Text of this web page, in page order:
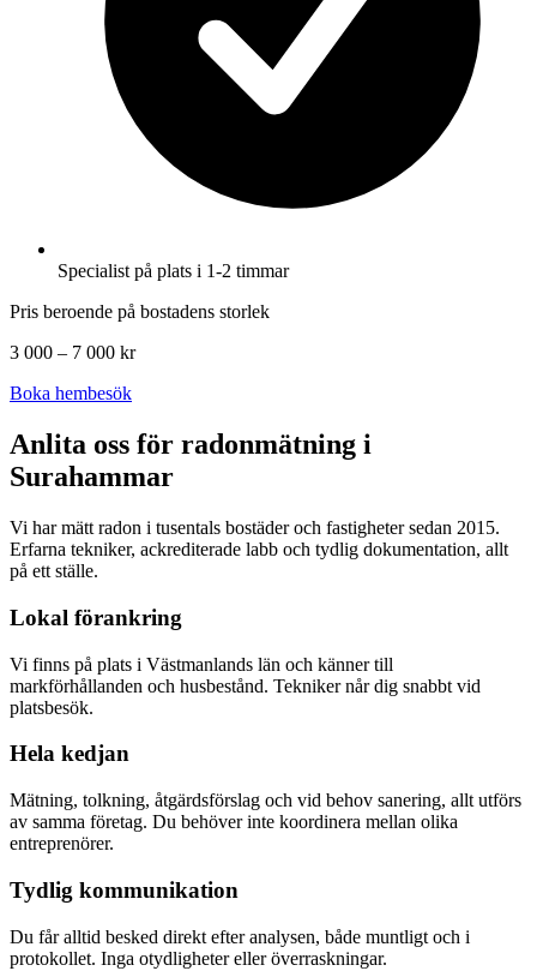
Specialist på plats i 1-2 timmar
Pris beroende på bostadens storlek
3 000 – 7 000 kr
Boka hembesök
Anlita oss för radonmätning i
Surahammar
Vi har mätt radon i tusentals bostäder och fastigheter sedan 2015.
Erfarna tekniker, ackrediterade labb och tydlig dokumentation, allt
på ett ställe.
Lokal förankring
Vi finns på plats i Västmanlands län och känner till
markförhållanden och husbestånd. Tekniker når dig snabbt vid
platsbesök.
Hela kedjan
Mätning, tolkning, åtgärdsförslag och vid behov sanering, allt utförs
av samma företag. Du behöver inte koordinera mellan olika
entreprenörer.
Tydlig kommunikation
Du får alltid besked direkt efter analysen, både muntligt och i
protokollet. Inga otydligheter eller överraskningar.